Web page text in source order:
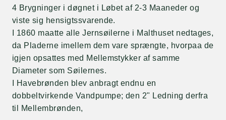
4 Brygninger i døgnet i Løbet af 2-3 Maaneder og
viste sig hensigtssvarende.
I 1860 maatte alle Jernsøilerne i Malthuset nedtages,
da Pladerne imellem dem vare sprængte, hvorpaa de
igjen opsattes med Mellemstykker af samme
Diameter som Søilernes.
I Havebrønden blev anbragt endnu en
dobbeltvirkende Vandpumpe; den 2" Ledning derfra
til Mellembrønden,